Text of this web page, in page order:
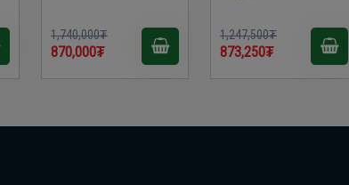
1,740,000₮
870,000₮
1,247,500₮
873,250₮